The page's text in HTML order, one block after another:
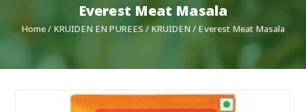
Everest Meat Masala
Home/ KRUIDEN EN PUREES/ KRUIDEN / Everest Meat Masala